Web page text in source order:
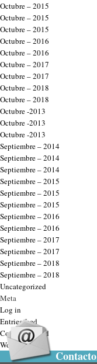
Octubre – 2015
Octubre – 2015
Octubre – 2015
Octubre – 2016
Octubre – 2016
Octubre – 2017
Octubre – 2017
Octubre – 2018
Octubre – 2018
Octubre -2013
Octubre -2013
Octubre -2013
Septiembre – 2014
Septiembre – 2014
Septiembre – 2014
Septiembre – 2015
Septiembre – 2015
Septiembre – 2015
Septiembre – 2016
Septiembre – 2016
Septiembre – 2017
Septiembre – 2017
Septiembre – 2018
Septiembre – 2018
Uncategorized
Meta
Log in
Entries feed
Comments feed
WordPress.org
Contacto